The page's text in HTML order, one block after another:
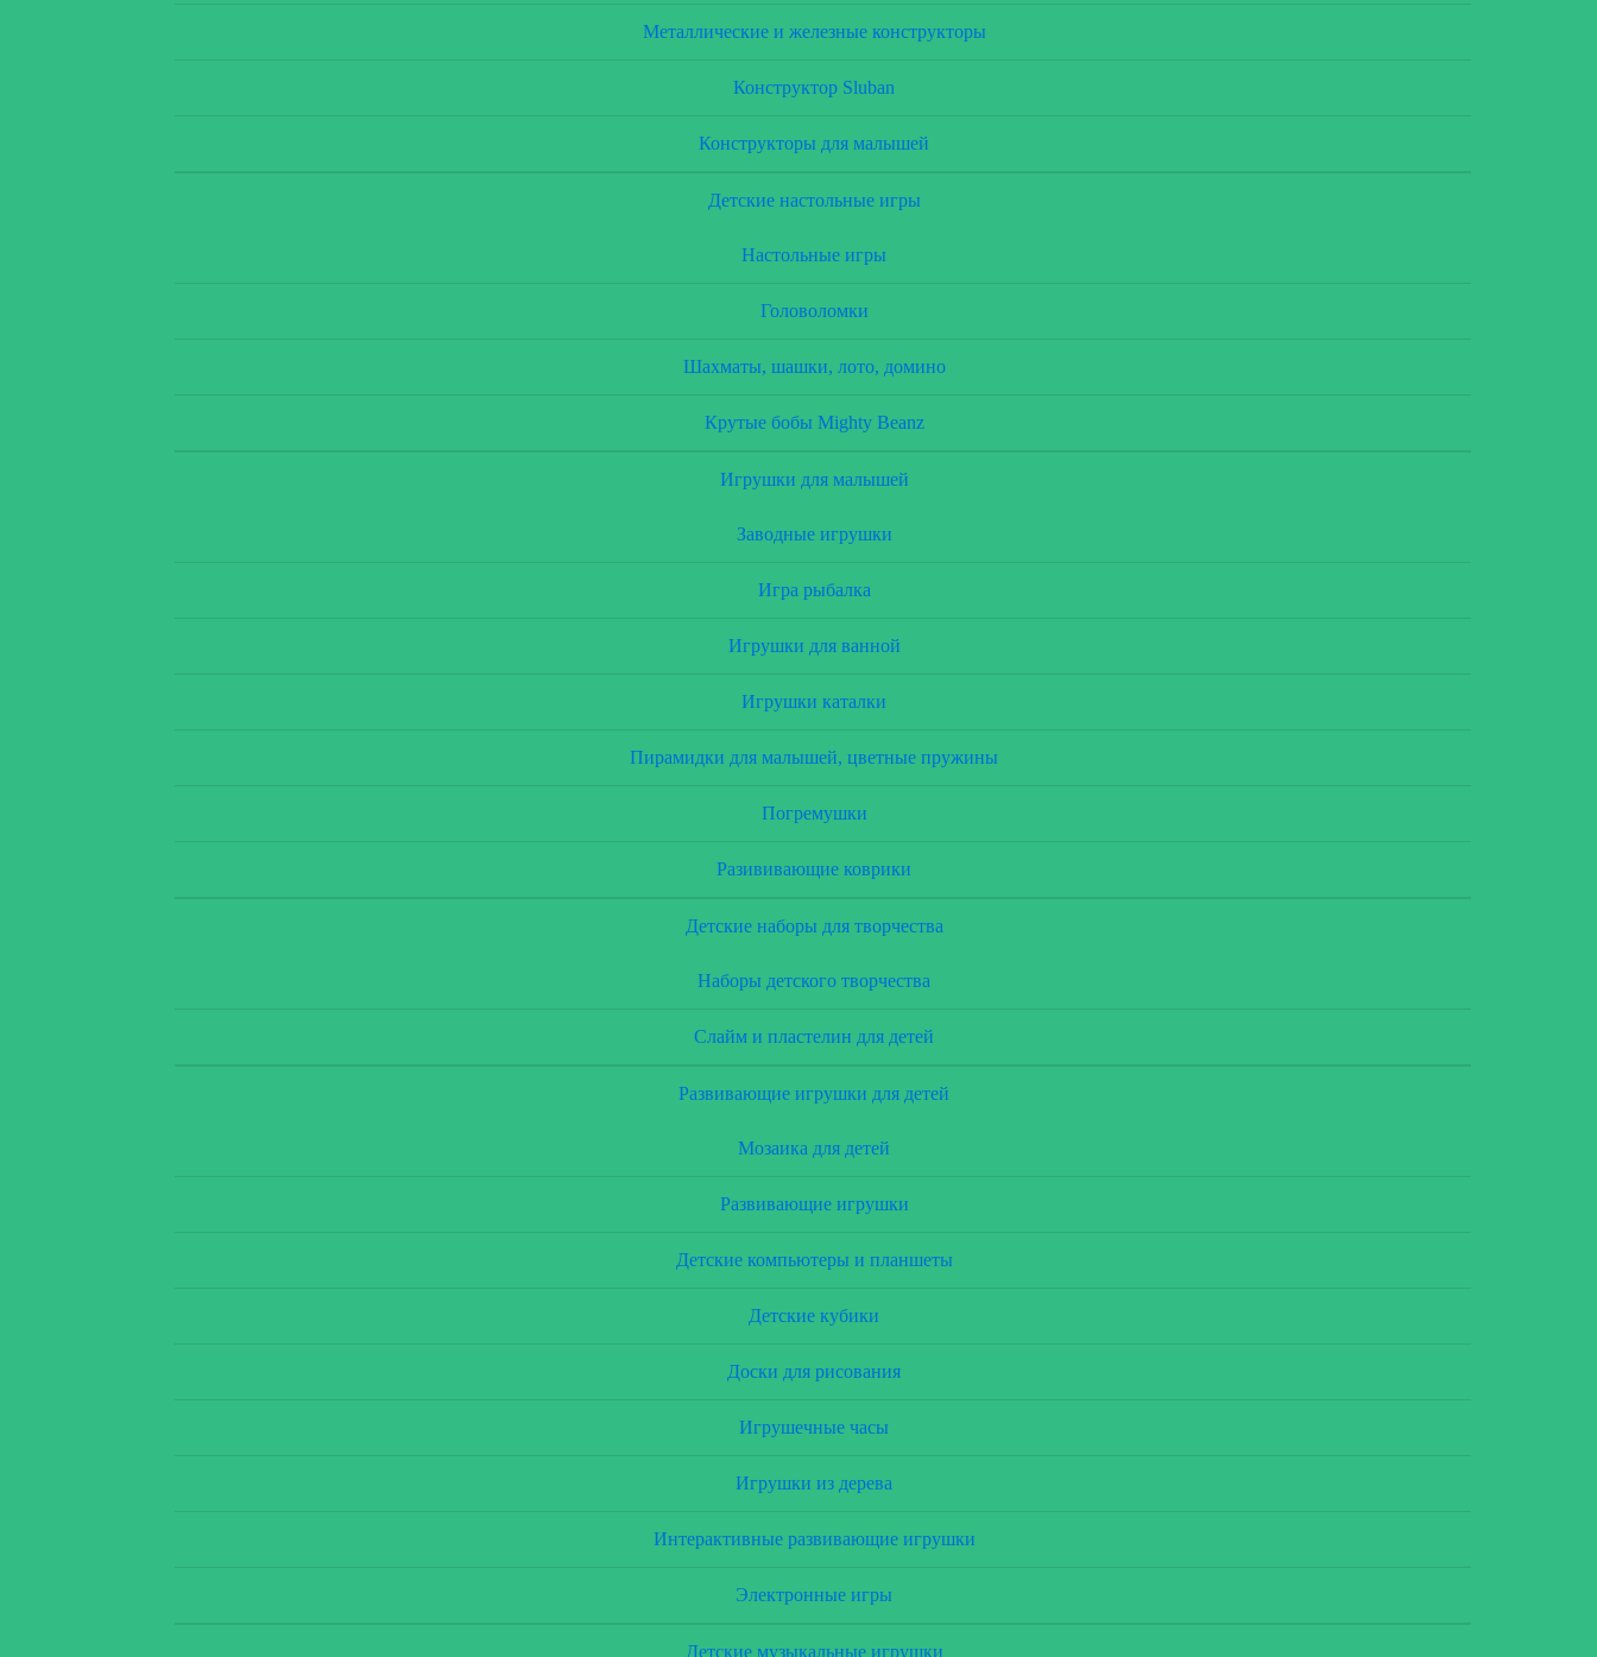
Металлические и железные конструкторы
Конструктор Sluban
Конструкторы для малышей
Детские настольные игры
Настольные игры
Головоломки
Шахматы, шашки, лото, домино
Крутые бобы Mighty Beanz
Игрушки для малышей
Заводные игрушки
Игра рыбалка
Игрушки для ванной
Игрушки каталки
Пирамидки для малышей, цветные пружины
Погремушки
Разививающие коврики
Детские наборы для творчества
Наборы детского творчества
Слайм и пластелин для детей
Развивающие игрушки для детей
Мозаика для детей
Развивающие игрушки
Детские компьютеры и планшеты
Детские кубики
Доски для рисования
Игрушечные часы
Игрушки из дерева
Интерактивные развивающие игрушки
Электронные игры
Детские музыкальные игрушки